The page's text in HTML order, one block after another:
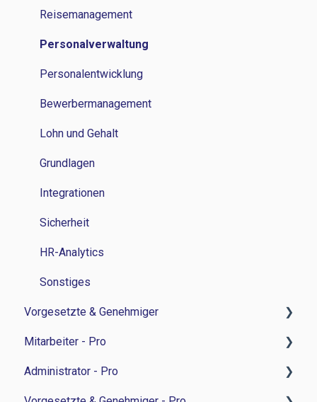
Personalverwaltung
Lohn und Gehalt
Grundlagen
Reisemanagement
Personalverwaltung
Personalentwicklung
Bewerbermanagement
Lohn und Gehalt
Grundlagen
Integrationen
Sicherheit
HR-Analytics
Sonstiges
Vorgesetzte & Genehmiger
Zeitwirtschaft
Personalverwaltung
Mitarbeiter - Pro
Feedback-Sessions - Personalentwicklung
Administrator - Pro